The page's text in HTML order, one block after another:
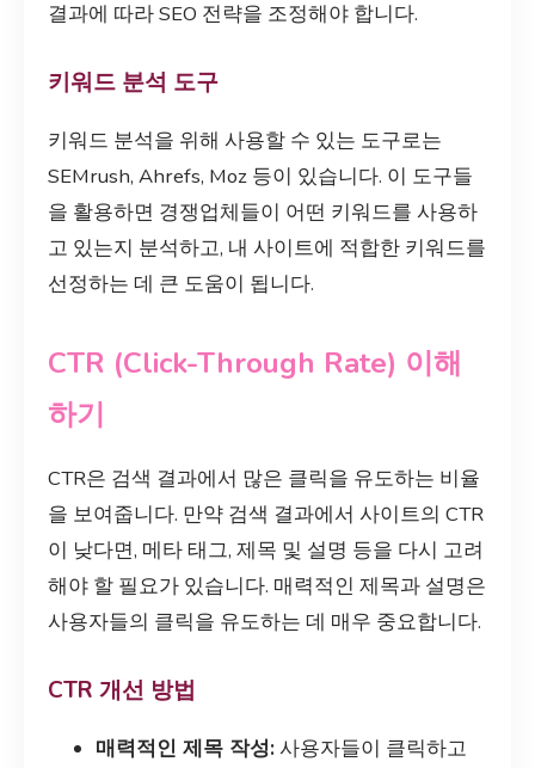
결과에 따라 SEO 전략을 조정해야 합니다.
키워드 분석 도구
키워드 분석을 위해 사용할 수 있는 도구로는
SEMrush, Ahrefs, Moz 등이 있습니다. 이 도구들
을 활용하면 경쟁업체들이 어떤 키워드를 사용하
고 있는지 분석하고, 내 사이트에 적합한 키워드를
선정하는 데 큰 도움이 됩니다.
CTR (Click-Through Rate) 이해
하기
CTR은 검색 결과에서 많은 클릭을 유도하는 비율
을 보여줍니다. 만약 검색 결과에서 사이트의 CTR
이 낮다면, 메타 태그, 제목 및 설명 등을 다시 고려
해야 할 필요가 있습니다. 매력적인 제목과 설명은
사용자들의 클릭을 유도하는 데 매우 중요합니다.
CTR 개선 방법
매력적인 제목 작성: 사용자들이 클릭하고